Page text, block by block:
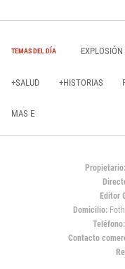
TEMAS DEL DÍA
+SALUD +HISTORIAS
MAS E
Propietario:
Editor
Domicilio:
Teléfono:
Contacto